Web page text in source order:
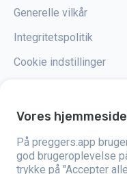
Generelle vilkår
Integritetspolitik
Cookie indstillinger
Preggers er en app, der blev
Målet med appen er at gøre
nybagte forældre verden
samarbejde med eksperter
Vores
På preggers.app
god brugeroplevelse
trykke på "Accepter